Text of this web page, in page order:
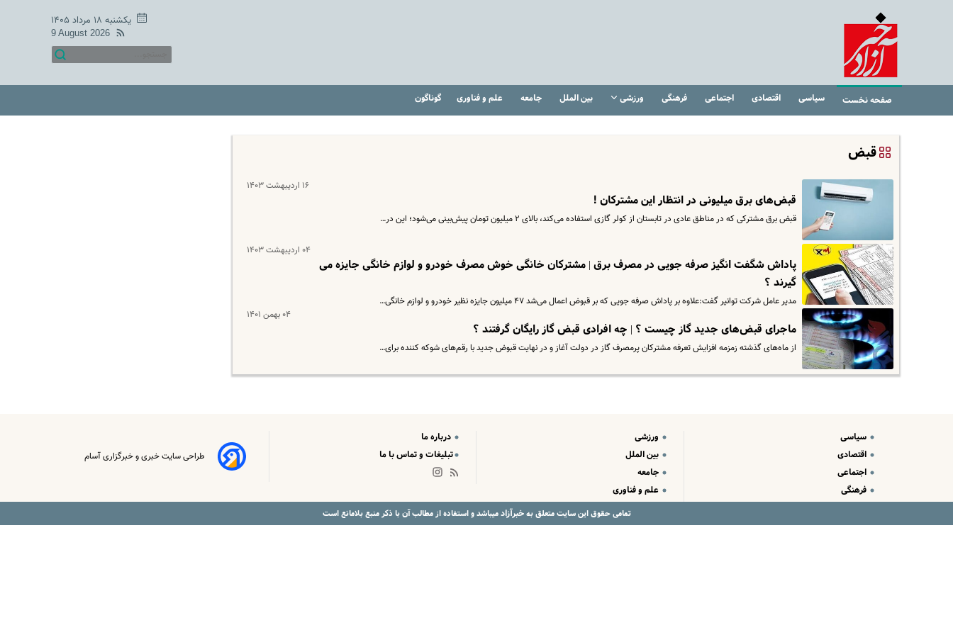
یکشنبه ۱۸ مرداد ۱۴۰۵
9 August 2026
صفحه نخست سیاسی اقتصادی اجتماعی فرهنگی ورزشی بین الملل جامعه علم و فناوری گوناگون
قبض‌
۱۶ اردیبهشت ۱۴۰۳
قبض‌های برق میلیونی در انتظار این مشترکان !
قبض برق مشترکی که در مناطق عادی در تابستان از کولر گازی استفاده می‌کند، بالای ٢ میلیون تومان پیش‌بینی می‌شود؛ این در…
۰۴ اردیبهشت ۱۴۰۳
پاداش شگفت انگیز صرفه جویی در مصرف برق | مشترکان خانگی خوش مصرف خودرو و لوازم خانگی جایزه می
گیرند ؟
مدیر عامل شرکت توانیر گفت:علاوه بر پاداش صرفه جویی که بر قبوض اعمال می‌شد ۴۷ میلیون جایزه نظیر خودرو و لوازم خانگی…
۰۴ بهمن ۱۴۰۱
ماجرای قبض‌های جدید گاز چیست ؟ | چه افرادی قبض گاز رایگان گرفتند ؟
از ماه‌های گذشته زمزمه افزایش تعرفه مشترکان پرمصرف گاز در دولت آغاز و در نهایت قبوض جدید با رقم‌های شوکه کننده برای…
سیاسی
اقتصادی
اجتماعی
فرهنگی
ورزشی
بین الملل
جامعه
علم و فناوری
درباره ما
تبلیغات و تماس با ما
طراحی سایت خبری و خبرگزاری آسام
تمامی حقوق این سایت متعلق بهخبرآزادمیباشد و استفاده از مطالب آن با ذکر منبع بلامانع است